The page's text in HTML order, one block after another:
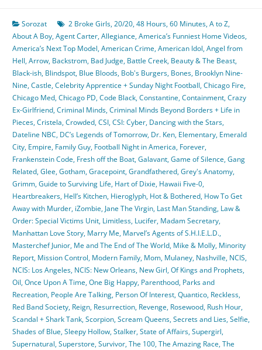
Sorozat 2 Broke Girls,20/20,48 Hours,60 Minutes,A to Z,
About A Boy,Agent Carter,Allegiance,America’s Funniest Home Videos,
America’s Next Top Model,American Crime,American Idol,Angel from
Hell,Arrow, Backstrom, Bad Judge, Battle Creek, Beauty & The Beast,
Black-ish, Blindspot, Blue Bloods, Bob's Burgers, Bones, Brooklyn Nine-
Nine,Castle,Celebrity Apprentice + Sunday Night Football,Chicago Fire,
Chicago Med,Chicago PD,Code Black,Constantine,Containment,Crazy
Ex-Girlfriend,Criminal Minds,Criminal Minds Beyond Borders + Life in
Pieces,Cristela,Crowded,CSI,CSI: Cyber, Dancing with the Stars,
Dateline NBC, DC’s Legends of Tomorrow, Dr. Ken, Elementary, Emerald
City, Empire, Family Guy, Football Night in America, Forever,
Frankenstein Code, Fresh off the Boat,Galavant,Game of Silence,Gang
Related,Glee,Gotham,Gracepoint,Grandfathered,Grey's Anatomy,
Grimm,Guide to Surviving Life, Hart of Dixie, Hawaii Five-0,
Heartbreakers, Hell’s Kitchen, Hieroglyph, Hot & Bothered, How To Get
Away with Murder, iZombie,Jane The Virgin, Last Man Standing, Law &
Order: Special Victims Unit, Limitless, Lucifer, Madam Secretary,
Manhattan Love Story, Marry Me, Marvel’s Agents of S.H.I.E.L.D.,
Masterchef Junior, Me and The End of The World, Mike & Molly, Minority
Report, Mission Control, Modern Family, Mom, Mulaney, Nashville, NCIS,
NCIS: Los Angeles, NCIS: New Orleans, New Girl,Of Kings and Prophets,
Oil,Once Upon A Time,One Big Happy, Parenthood, Parks and
Recreation, People Are Talking, Person Of Interest,Quantico, Reckless,
Red Band Society, Reign, Resurrection, Revenge, Rosewood, Rush Hour,
Scandal + Shark Tank,Scorpion,Scream Queens,Secrets and Lies,Selfie,
Shades of Blue,Sleepy Hollow,Stalker,State of Affairs,Supergirl,
Supernatural,Superstore,Survivor,The 100,The Amazing Race,The